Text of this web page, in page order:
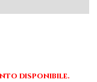
disponibile.